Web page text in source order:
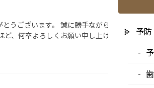
うございます。 誠に勝手ながら、下記日程に
、何卒よろしくお願い申し上げます。 1月25日
予防